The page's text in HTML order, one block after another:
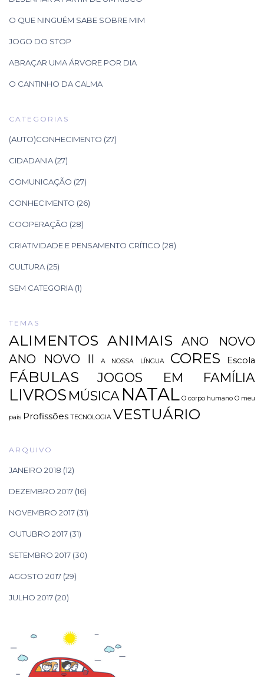
O QUE NINGUÉM SABE SOBRE MIM
JOGO DO STOP
ABRAÇAR UMA ÁRVORE POR DIA
O CANTINHO DA CALMA
CATEGORIAS
(AUTO)CONHECIMENTO (27)
CIDADANIA (27)
COMUNICAÇÃO (27)
CONHECIMENTO (26)
COOPERAÇÃO (28)
CRIATIVIDADE E PENSAMENTO CRÍTICO (28)
CULTURA (25)
SEM CATEGORIA (1)
TEMAS
ALIMENTOS ANIMAIS
ANO NOVO
ANO NOVO II
A NOSSA LÍNGUA CORES Escola
FÁBULAS JOGOS EM FAMÍLIA
LIVROS MÚSICA NATAL O corpo humano O meu
país Profissões TECNOLOGIA VESTUÁRIO
ARQUIVO
JANEIRO 2018 (12)
DEZEMBRO 2017 (16)
NOVEMBRO 2017 (31)
OUTUBRO 2017 (31)
SETEMBRO 2017 (30)
AGOSTO 2017 (29)
JULHO 2017 (20)